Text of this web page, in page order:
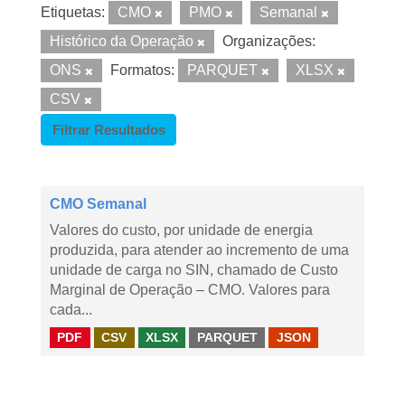
Etiquetas: CMO PMO
Semanal
Histórico da Operação
Organizações:
ONS
Formatos: PARQUET
XLSX
CSV
Filtrar Resultados
CMO Semanal
Valores do custo, por unidade de energia
produzida, para atender ao incremento de uma
unidade de carga no SIN, chamado de Custo
Marginal de Operação – CMO. Valores para
cada...
PDF CSV XLSX PARQUET JSON